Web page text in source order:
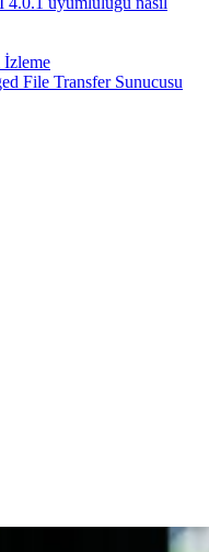
İzleme
File Transfer Sunucusu